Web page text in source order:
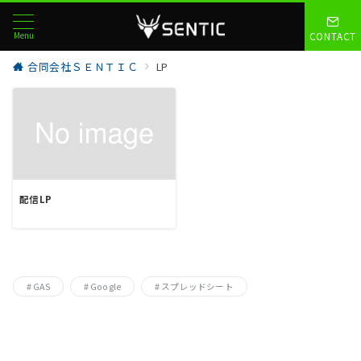
Menu CONTACT
合同会社ＳＥＮＴＩＣ LP
配信LP
GAS Google スプレッドシート